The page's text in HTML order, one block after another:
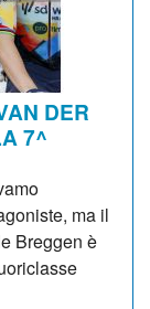
DER
7^
ma il
Breggen è